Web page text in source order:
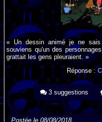
« Un dessin animé je ne
souviens qu'un des
grattait les gens pleuraient. »
Réponse :
3 suggestions
Postée le 08/08/2018.